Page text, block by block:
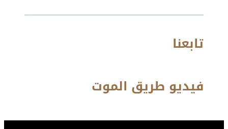
تابعنا
فيديو طريق الموت